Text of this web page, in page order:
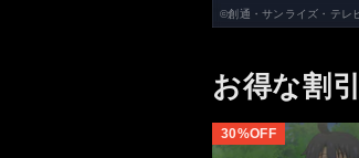
©創通・サンライズ・テレ
お得な割
30%OFF